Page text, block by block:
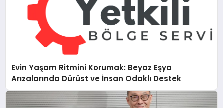
Evin Yaşam Ritmini Korumak: Beyaz Eşya
Arızalarında Dürüst ve İnsan Odaklı Destek